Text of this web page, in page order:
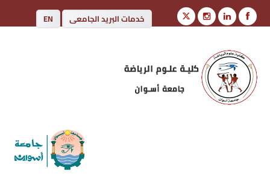
EN خدمات البريد الجامعى
كلية علوم الرياضة